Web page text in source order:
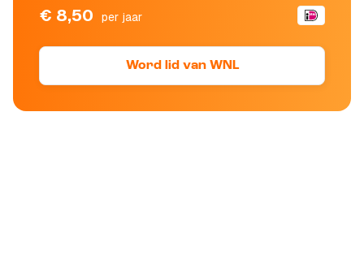
€ 8,50 per jaar
Word lid van WNL